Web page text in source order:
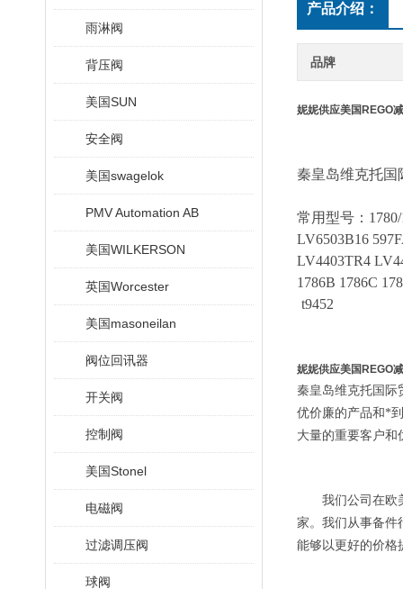
雨淋阀
背压阀
美国SUN
安全阀
美国swagelok
PMV Automation AB
美国WILKERSON
英国Worcester
美国masoneilan
阀位回讯器
开关阀
控制阀
美国Stonel
电磁阀
过滤调压阀
球阀
产品介绍：
品牌
妮妮供应美国REGO
秦皇岛维克托国
常用型号：
LV6503B16
LV4403TR4
1786B 1786C
t9452
妮妮供应美国REGO
秦皇岛维克托国际
优价廉的产品和*
大量的重要客户和
我们公司在欧
家。我们从事备件
能够以更好的价格